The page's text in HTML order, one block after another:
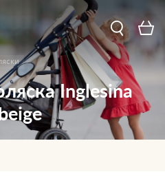
Inglesina